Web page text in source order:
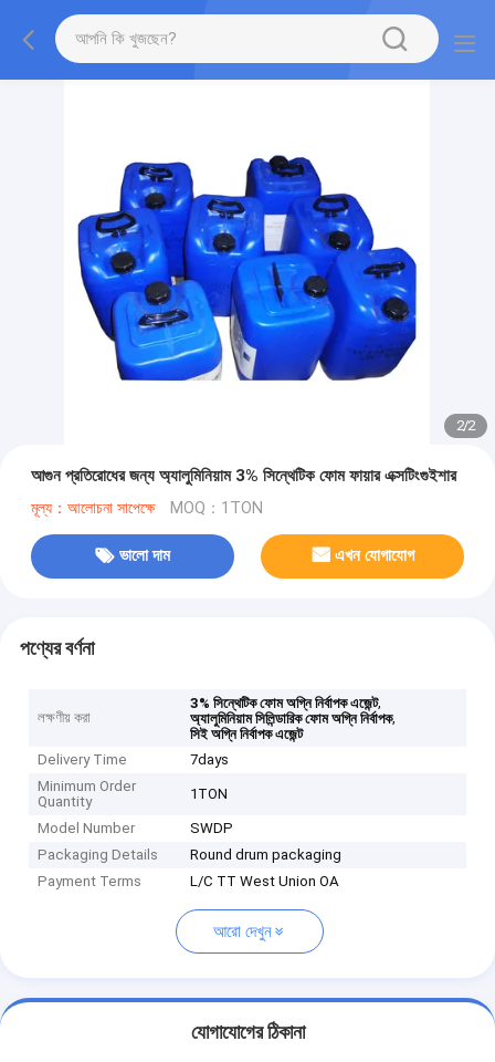
2/2
আগুন প্রতিরোধের জন্য অ্যালুমিনিয়াম 3% সিন্থেটিক ফোম ফায়ার এক্সটিংগুইশার
মূল্য：আলোচনা সাপেক্ষে MOQ：1TON
ভালো দাম এখন যোগাযোগ
পণ্যের বর্ণনা
লক্ষণীয় করা
3% সিন্থেটিক ফোম অগ্নি নির্বাপক এজেন্ট,
অ্যালুমিনিয়াম সিলিন্ডারিক ফোম অগ্নি নির্বাপক,
সিই অগ্নি নির্বাপক এজেন্ট
Delivery Time
7days
Minimum Order
Quantity
1TON
Model Number
SWDP
Packaging Details
Round drum packaging
Payment Terms
L/C TT West Union OA
আরো দেখুন
যোগাযোগের ঠিকানা